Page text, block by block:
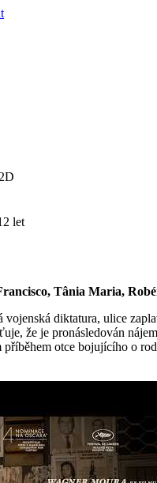
let
Tânia Maria,
diktatura, ulice
že je pronásledován
příběhem otce bojujícího o